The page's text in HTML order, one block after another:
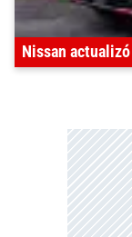
Nissan